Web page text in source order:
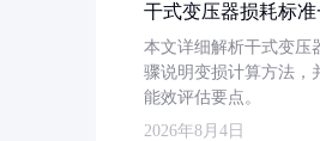
干式变压器损耗标
本文详细解析干式变压
骤说明变损计算方法，
能效评估要点。
2026年8月4日